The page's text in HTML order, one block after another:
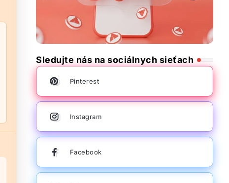
Sledujte nás na sociálnych sieťach
Pinterest
Instagram
Facebook